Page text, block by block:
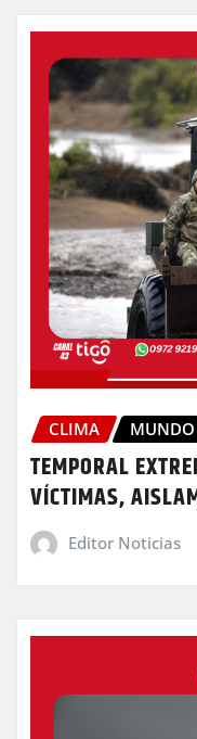
CLIMA MUNDO
TEMPORAL
VÍCTIMAS,
Editor Noticias